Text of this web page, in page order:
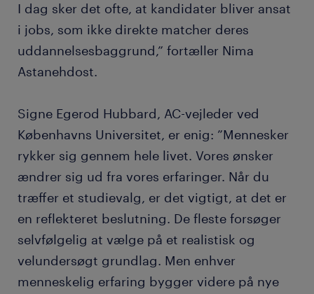
I dag sker det ofte, at kandidater bliver ansat
i jobs, som ikke direkte matcher deres
uddannelsesbaggrund,” fortæller Nima
Astanehdost.
Signe Egerod Hubbard, AC-vejleder ved
Københavns Universitet, er enig: ”Mennesker
rykker sig gennem hele livet. Vores ønsker
ændrer sig ud fra vores erfaringer. Når du
træffer et studievalg, er det vigtigt, at det er
en reflekteret beslutning. De fleste forsøger
selvfølgelig at vælge på et realistisk og
velundersøgt grundlag. Men enhver
menneskelig erfaring bygger videre på nye